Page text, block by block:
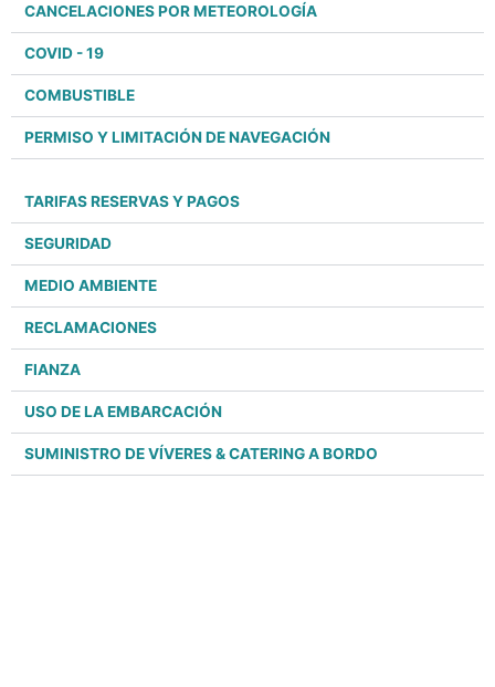
CANCELACIONES POR METEOROLOGÍA
COVID - 19
COMBUSTIBLE
PERMISO Y LIMITACIÓN DE NAVEGACIÓN
TARIFAS RESERVAS Y PAGOS
SEGURIDAD
MEDIO AMBIENTE
RECLAMACIONES
FIANZA
USO DE LA EMBARCACIÓN
SUMINISTRO DE VÍVERES & CATERING A BORDO